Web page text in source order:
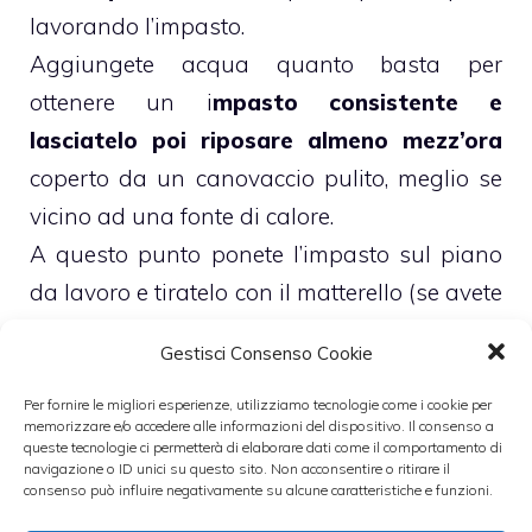
Gestisci Consenso Cookie
Per fornire le migliori esperienze, utilizziamo tecnologie come i cookie per
memorizzare e/o accedere alle informazioni del dispositivo. Il consenso a
queste tecnologie ci permetterà di elaborare dati come il comportamento di
navigazione o ID unici su questo sito. Non acconsentire o ritirare il
consenso può influire negativamente su alcune caratteristiche e funzioni.
lavorando l’impasto.
Aggiungete acqua quanto basta per
ottenere un impasto consistente e
lasciatelo poi riposare almeno mezz’ora
coperto da un canovaccio pulito, meglio se
vicino ad una fonte di calore.
A questo punto ponete l’impasto sul piano
da lavoro e tiratelo con il matterello (se avete
e stendete una pallina per volta) , in modo
da ricavare unasfoglia alta 6-8 mm circa
Da questa pasta ricavate dei rombi di circa
7-10 cm di lato.